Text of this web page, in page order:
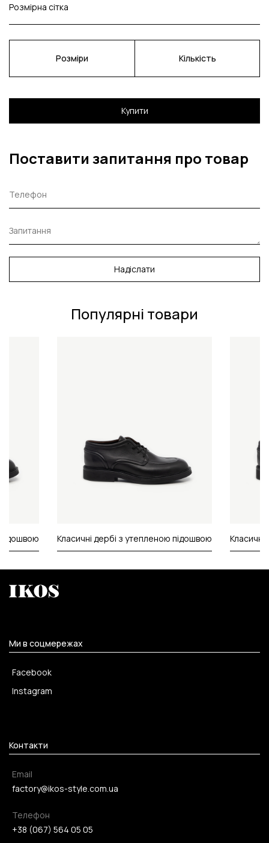
Розмірна сітка
Розміри Кількість
Купити
Поставити запитання про товар
Надіслати
Популярні товари
Класичні дербі з утепленою підошвою
Ми в соцмережах
Facebook
Instagram
Контакти
Email
factory@ikos-style.com.ua
Телефон
+38 (067) 564 05 05